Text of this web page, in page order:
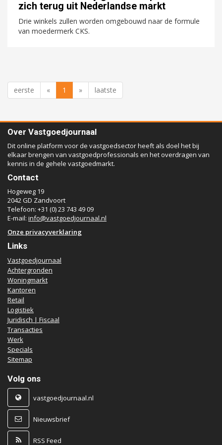
zich terug uit Nederlandse markt
Drie winkels zullen worden omgebouwd naar de formule
van moedermerk CKS.
eerste « 1 » laatste
Over Vastgoedjournaal
Dit online platform voor de vastgoedsector heeft als doel het bij
elkaar brengen van vastgoedprofessionals en het overdragen van
kennis in de gehele vastgoedmarkt.
Contact
Hogeweg 19
2042 GD Zandvoort
Telefoon: +31 (0) 23 743 49 09
E-mail: info@vastgoedjournaal.nl
Onze privacyverklaring
Links
Vastgoedjournaal
Achtergronden
Woningmarkt
Kantoren
Retail
Logistiek
Juridisch | Fiscaal
Transacties
Werk
Specials
Sitemap
Volg ons
vastgoedjournaal.nl
Nieuwsbrief
RSS Feed